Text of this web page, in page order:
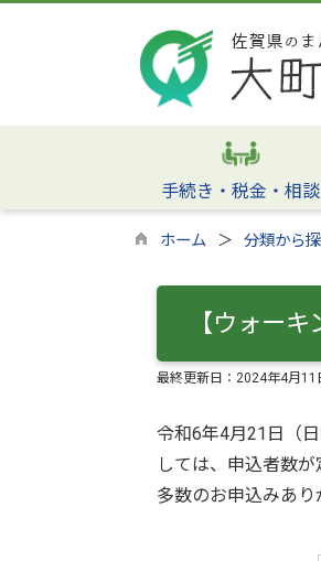
手続き・税金・相談
ホーム 分類から
【ウォー
最終更新日： 2024年4月11
令和6年4月21日（
しては、申込者数
多数のお申込みあり